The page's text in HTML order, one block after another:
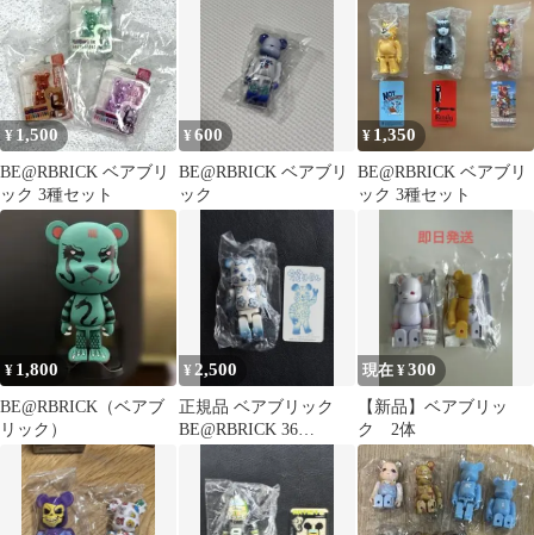
¥ 1,500
BE@RBRICK ベアブリ
ック 3種セット
¥600
BE@RBRICK ベアブリ
ック
¥ 1,350
BE@RBRICK ベアブリ
ック 3種セット
¥ 1,800
BE@RBRICK（ベアブ
リック）
¥ 2,500
正規品 ベアブリック
BE@RBRICK 36
ARTIST 花子さん 原マ
スミ
現在 ¥300
【新品】ベアブリッ
ク 2体